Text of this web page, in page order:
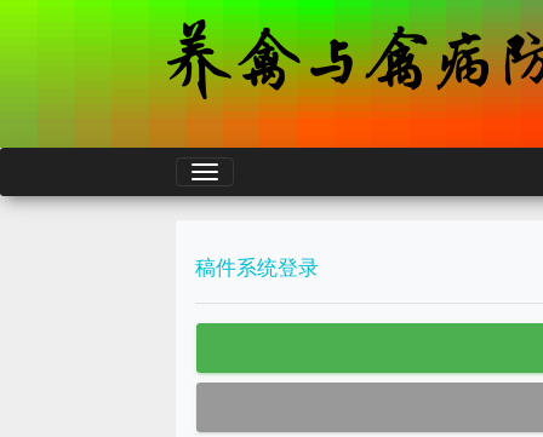
稿件系统登录